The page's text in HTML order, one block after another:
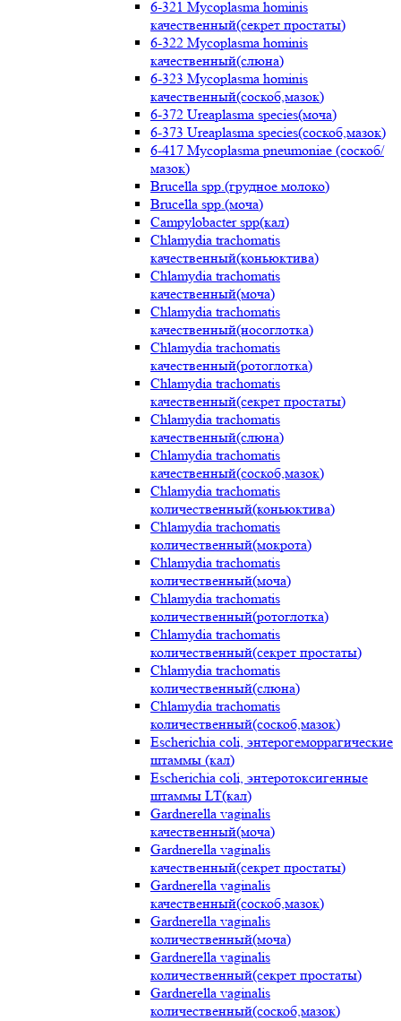
6-321 Mycoplasma hominis
качественный(секрет простаты)
6-322 Mycoplasma hominis
качественный(слюна)
6-323 Mycoplasma hominis
качественный(соскоб,мазок)
6-372 Ureaplasma species(моча)
6-373 Ureaplasma species(соскоб,мазок)
6-417 Mycoplasma pneumoniae (соскоб/
мазок)
Brucella spp.(грудное молоко)
Brucella spp.(моча)
Campylobacter spp(кал)
Chlamydia trachomatis
качественный(коньюктива)
Chlamydia trachomatis
качественный(моча)
Chlamydia trachomatis
качественный(носоглотка)
Chlamydia trachomatis
качественный(ротоглотка)
Chlamydia trachomatis
качественный(секрет простаты)
Chlamydia trachomatis
качественный(слюна)
Chlamydia trachomatis
качественный(соскоб,мазок)
Chlamydia trachomatis
количественный(коньюктива)
Chlamydia trachomatis
количественный(мокрота)
Chlamydia trachomatis
количественный(моча)
Chlamydia trachomatis
количественный(ротоглотка)
Chlamydia trachomatis
количественный(секрет простаты)
Chlamydia trachomatis
количественный(слюна)
Chlamydia trachomatis
количественный(соскоб,мазок)
Escherichia coli, энтерогеморрагические
штаммы (кал)
Escherichia coli, энтеротоксигенные
штаммы LT(кал)
Gardnerella vaginalis
качественный(моча)
Gardnerella vaginalis
качественный(секрет простаты)
Gardnerella vaginalis
качественный(соскоб,мазок)
Gardnerella vaginalis
количественный(моча)
Gardnerella vaginalis
количественный(секрет простаты)
Gardnerella vaginalis
количественный(соскоб,мазок)